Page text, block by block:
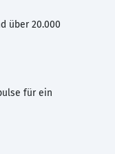
über 20.000
für ein